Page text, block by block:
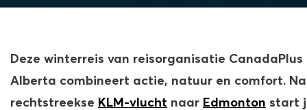
Deze winterreis van reisorganisatie CanadaPlus
Alberta combineert actie, natuur en comfort.
rechtstreekse KLM-vlucht naar Edmonton start